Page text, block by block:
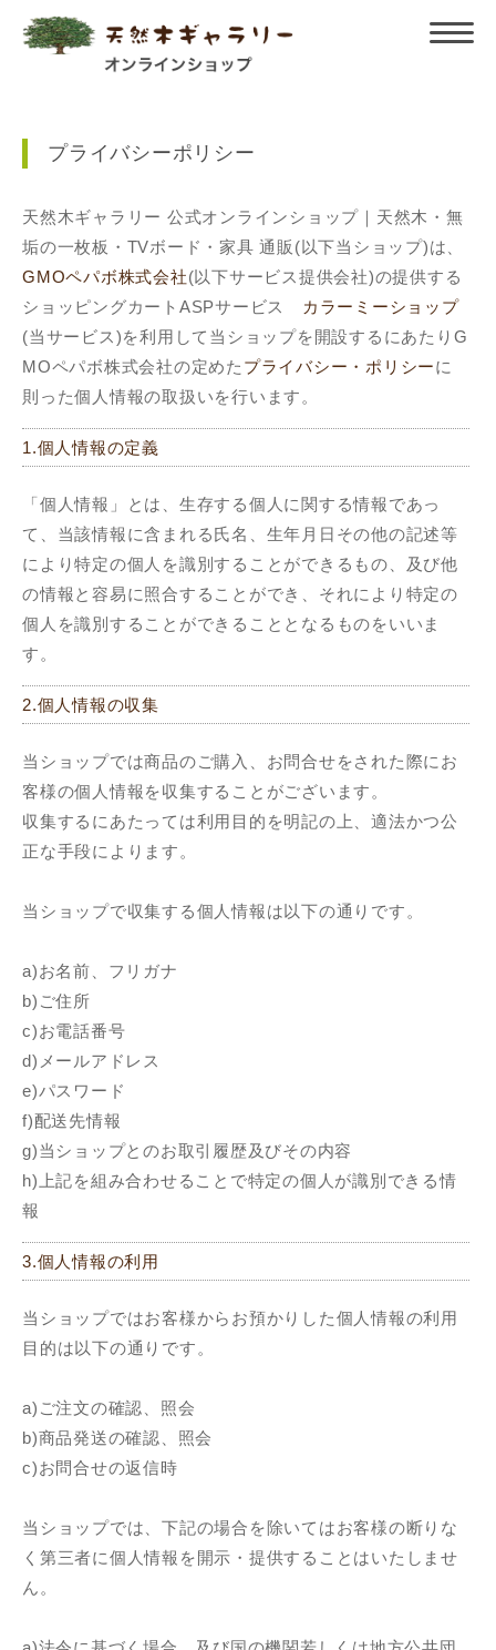
プライバシーポリシー
天然木ギャラリー 公式オンラインショップ｜天然木・無
垢の一枚板・TVボード・家具 通販(以下当ショップ)は、
GMOペパボ株式会社(以下サービス提供会社)の提供する
ショッピングカートASPサービス
カラーミーショップ
(当サービス)を利用して当ショップを開設するにあたりG
MOペパボ株式会社の定めた プライバシー・ポリシーに
則った個人情報の取扱いを行います。
1.個人情報の定義
「個人情報」とは、生存する個人に関する情報であっ
て、当該情報に含まれる氏名、生年月日その他の記述等
により特定の個人を識別することができるもの、及び他
の情報と容易に照合することができ、それにより特定の
個人を識別することができることとなるものをいいま
す。
2.個人情報の収集
当ショップでは商品のご購入、お問合せをされた際にお
客様の個人情報を収集することがございます。
収集するにあたっては利用目的を明記の上、適法かつ公
正な手段によります。
当ショップで収集する個人情報は以下の通りです。
a)お名前、フリガナ
b)ご住所
c)お電話番号
d)メールアドレス
e)パスワード
f)配送先情報
g)当ショップとのお取引履歴及びその内容
h)上記を組み合わせることで特定の個人が識別できる情
報
3.個人情報の利用
当ショップではお客様からお預かりした個人情報の利用
目的は以下の通りです。
a)ご注文の確認、照会
b)商品発送の確認、照会
c)お問合せの返信時
当ショップでは、下記の場合を除いてはお客様の断りな
く第三者に個人情報を開示・提供することはいたしませ
ん。